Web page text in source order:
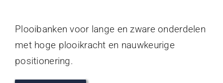
Plooibanken voor lange en zware onderdelen
met hoge plooikracht en nauwkeurige
positionering.